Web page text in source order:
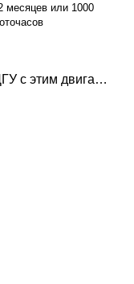
месяцев или 1000
Все ДГУ с этим двигателем